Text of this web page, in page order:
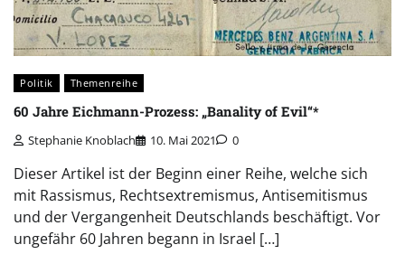
Politik Themenreihe
60 Jahre Eichmann-Prozess: „Banality of Evil“*
Stephanie Knoblach 10. Mai 2021 0
Dieser Artikel ist der Beginn einer Reihe, welche sich
mit Rassismus, Rechtsextremismus, Antisemitismus
und der Vergangenheit Deutschlands beschäftigt. Vor
ungefähr 60 Jahren begann in Israel […]